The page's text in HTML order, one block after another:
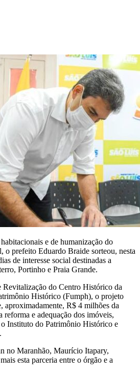
e de humanização do
o prefeito Eduardo Braide sorteou, nesta
de interesse social destinadas a
Portinho e Praia Grande.
Revitalização do Centro Histórico da
Histórico (Fumph), o projeto
aproximadamente, R$ 4 milhões da
reforma e adequação dos imóveis,
Instituto do Patrimônio Histórico e
no Maranhão, Maurício Itapary,
esta parceria entre o órgão e a